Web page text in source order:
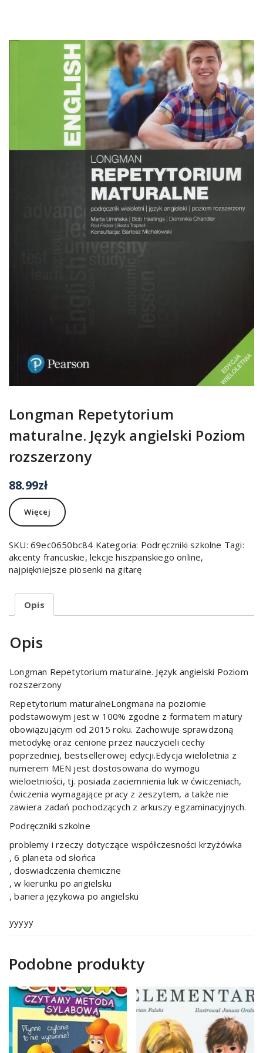
Longman Repetytorium
maturalne. Język angielski Poziom
rozszerzony
88.99zł
Więcej
SKU: 69ec0650bc84 Kategoria: Podręczniki szkolne Tagi:
akcenty francuskie,lekcje hiszpanskiego online,
najpiękniejsze piosenki na gitarę
Opis
Opis
Longman Repetytorium maturalne. Język angielski Poziom
rozszerzony
Repetytorium maturalneLongmana na poziomie
podstawowym jest w 100% zgodne z formatem matury
obowiązującym od 2015 roku. Zachowuje sprawdzoną
metodykę oraz cenione przez nauczycieli cechy
poprzedniej, bestsellerowej edycji.Edycja wieloletnia z
numerem MEN jest dostosowana do wymogu
wieloetniości, tj. posiada zaciemnienia luk w ćwiczeniach,
ćwiczenia wymagające pracy z zeszytem, a także nie
zawiera zadań pochodzących z arkuszy egzaminacyjnych.
Podręczniki szkolne
problemy i rzeczy dotyczące współczesności krzyżówka
, 6 planeta od słońca
, doswiadczenia chemiczne
, w kierunku po angielsku
, bariera językowa po angielsku
yyyyy
Podobne produkty